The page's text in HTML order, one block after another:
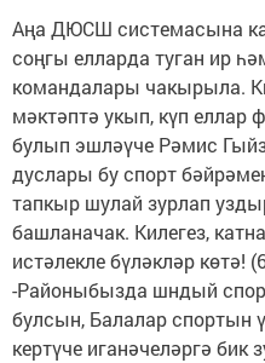
Аңа ДЮСШ системасына
соңгы елларда туган ир
командалары чакырыла.
мәктәптә укып, күп еллар
булып эшләүче Рәмис
дуслары бу спорт
тапкыр шулай зурлап
башланачак. Килегез,
истәлекле бүләкләр көтә!
-Районыбызда шндый
булсын, Балалар спортын
кертүче иганәчеләргә